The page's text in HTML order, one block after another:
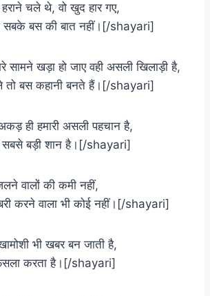
चले थे, वो खुद हार गए,
सबके बस की बात नहीं।[/shayari]
सामने खड़ा हो जाए वही असली खिलाड़ी है,
तो बस कहानी बनते हैं।[/shayari]
ही हमारी असली पहचान है,
सबसे बड़ी शान है।[/shayari]
वालों की कमी नहीं,
करने वाला भी कोई नहीं।[/shayari]
भी खबर बन जाती है,
करता है।[/shayari]